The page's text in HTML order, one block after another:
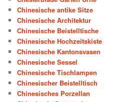
Chinesische antike Sitze
Chinesische Architektur
Chinesische Beistelltische
Chinesische Hochzeitskiste
Chinesische Kantonsvasen
Chinesische Sessel
Chinesische Tischlampen
Chinesischer Beistelltisch
Chinesisches Porzellan